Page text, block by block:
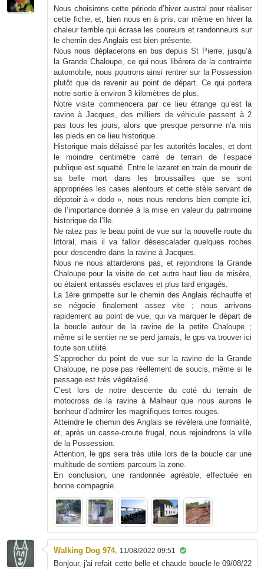
Nous choisirons cette période d’hiver austral pour réaliser
cette fiche, et, bien nous en à pris, car même en hiver la
chaleur terrible qui écrase les coureurs et randonneurs sur
le chemin des Anglais est bien présente.
Nous nous déplacerons en bus depuis St Pierre, jusqu’à
la Grande Chaloupe, ce qui nous libérera de la contrainte
automobile, nous pourrons ainsi rentrer sur la Possession
plutôt que de revenir au point de départ. Ce qui portera
notre sortie à environ 3 kilomètres de plus.
Notre visite commencera par ce lieu étrange qu’est la
ravine à Jacques, des milliers de véhicule passent à 2
pas tous les jours, alors que presque personne n’a mis
les pieds en ce lieu historique.
Historique mais délaissé par les autorités locales, et dont
le moindre centimètre carré de terrain de l’espace
publique est squatté. Entre le lazaret en train de mourir de
sa belle mort dans les broussailles que se sont
appropriées les cases alentours et cette stèle servant de
dépotoir à « dodo », nous nous rendons bien compte ici,
de l’importance donnée à la mise en valeur du patrimoine
historique de l’île.
Ne ratez pas le beau point de vue sur la nouvelle route du
littoral, mais il va falloir désescalader quelques roches
pour descendre dans la ravine à Jacques.
Nous ne nous attarderons pas, et rejoindrons la Grande
Chaloupe pour la visite de cet autre haut lieu de misère,
ou étaient entassés esclaves et plus tard engagés.
La 1ère grimpette sur le chemin des Anglais réchauffe et
se négocie finalement assez vite ; nous arrivons
rapidement au point de vue, qui va marquer le départ de
la boucle autour de la ravine de la petite Chaloupe ;
même si le sentier ne se perd jamais, le gps va trouver ici
toute son utilité.
S’approcher du point de vue sur la ravine de la Grande
Chaloupe, ne pose pas réellement de soucis, même si le
passage est très végétalisé.
C’est lors de notre descente du coté du terrain de
motocross de la ravine à Malheur que nous aurons le
bonheur d’admirer les magnifiques terres rouges.
Atteindre le chemin des Anglais se révèlera une formalité,
et, après un casse-croute frugal, nous rejoindrons la ville
de la Possession.
Attention, le gps sera très utile lors de la boucle car une
multitude de sentiers parcours la zone.
En conclusion, une randonnée agréable, effectuée en
bonne compagnie.
Walking Dog 974, 11/08/2022 09:51
Bonjour, j'ai refait cette belle et chaude boucle le 09/08/22